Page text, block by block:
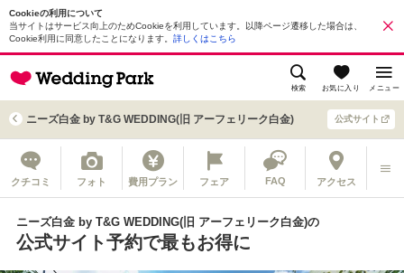
Cookieの利用について
当サイトはサービス向上のためCookieを利用しています。以降ページ遷移した場合は、
Cookie利用に同意したことになります。 詳しくはこちら
検索 お気に入り メニュー
ニーズ白金 by T&G WEDDING(旧 アーフェリーク白金) 公式サイト
クチコミ フォト 費用プラン フェア FAQ アクセス
ニーズ白金 by T&G WEDDING(旧 アーフェリーク白金)の
公式サイト予約で最もお得に